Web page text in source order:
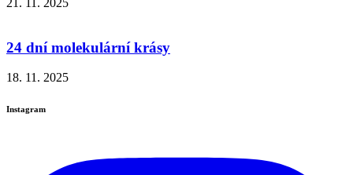
24 dní molekulární krásy
18. 11. 2025
Instagram